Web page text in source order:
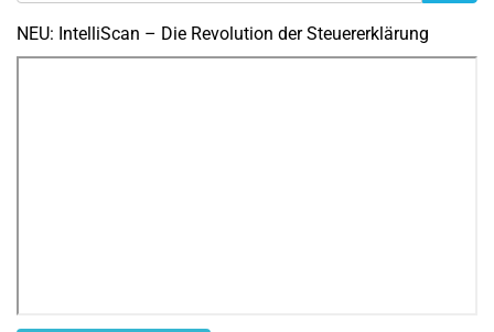
NEU: IntelliScan – Die Revolution der Steuererklärung